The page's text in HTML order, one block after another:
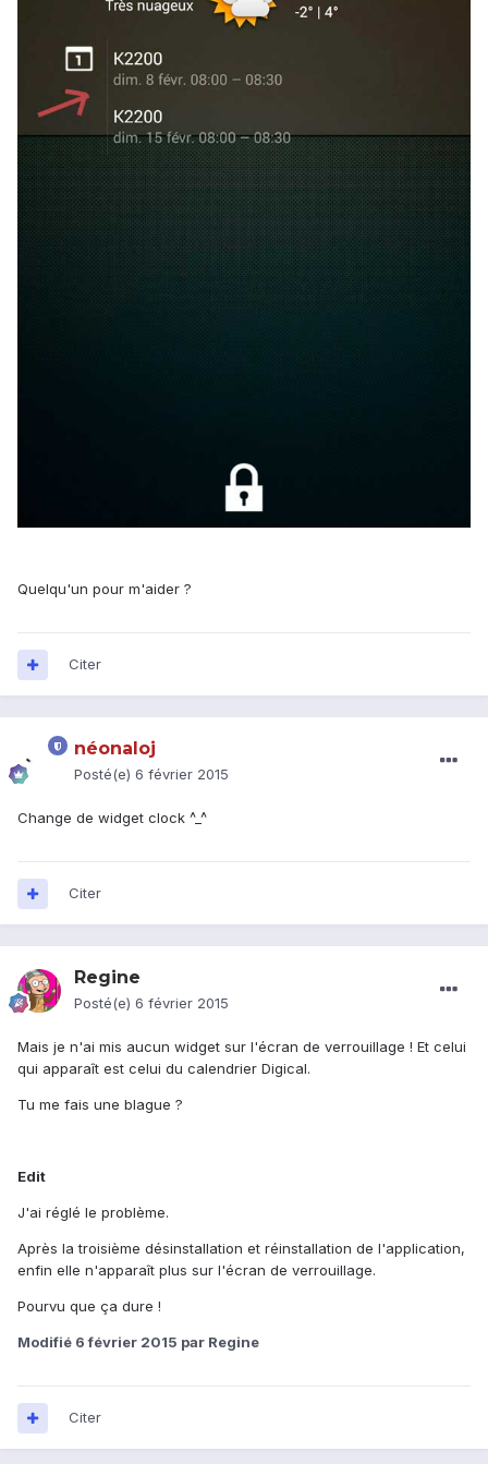
Quelqu'un pour m'aider ?
Citer
néonaloj
Posté(e) 6 février 2015
Change de widget clock ^_^
Citer
Regine
Posté(e) 6 février 2015
Mais je n'ai mis aucun widget sur l'écran de verrouillage ! Et celui
qui apparaît est celui du calendrier Digical.
Tu me fais une blague ?
Edit
J'ai réglé le problème.
Après la troisième désinstallation et réinstallation de l'application,
enfin elle n'apparaît plus sur l'écran de verrouillage.
Pourvu que ça dure !
Modifié 6 février 2015 par Regine
Citer